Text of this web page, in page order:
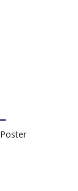
Poster